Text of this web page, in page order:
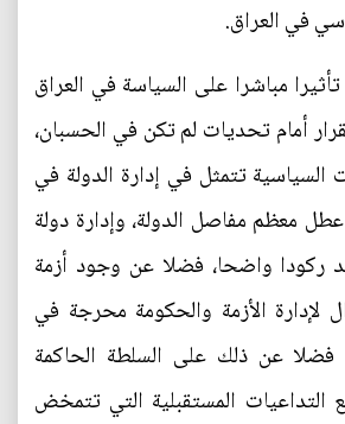
في العراق.
مباشرا على السياسة في العراق
أمام تحديات لم تكن في الحسبان،
السياسية تتمثل في إدارة الدولة في
معظم مفاصل الدولة، وإدارة دولة
ركودا واضحا، فضلا عن وجود أزمة
الأزمة والحكومة محرجة في
عن ذلك على السلطة الحاكمة
التداعيات المستقبلية التي تتمخض